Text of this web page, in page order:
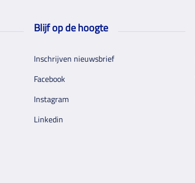
Blijf op de hoogte
Inschrijven nieuwsbrief
Facebook
Instagram
Linkedin